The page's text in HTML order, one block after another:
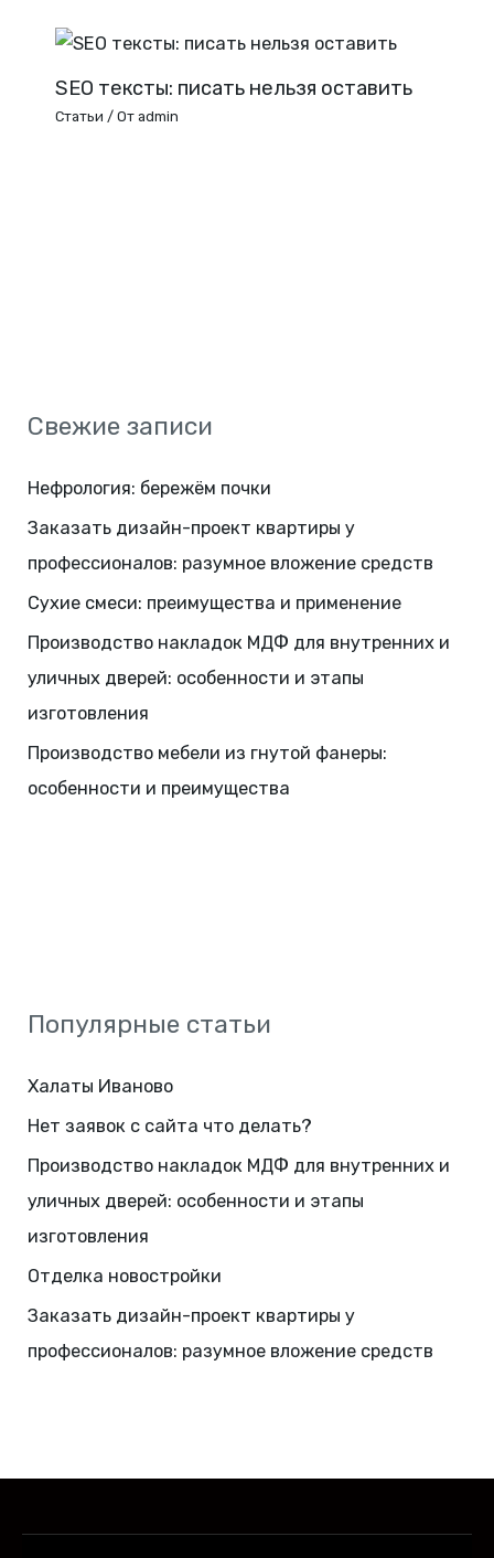
SEO тексты: писать нельзя оставить
Статьи / От admin
Свежие записи
Нефрология: бережём почки
Заказать дизайн-проект квартиры у
профессионалов: разумное вложение средств
Сухие смеси: преимущества и применение
Производство накладок МДФ для внутренних и
уличных дверей: особенности и этапы
изготовления
Производство мебели из гнутой фанеры:
особенности и преимущества
Популярные статьи
Халаты Иваново
Нет заявок с сайта что делать?
Производство накладок МДФ для внутренних и
уличных дверей: особенности и этапы
изготовления
Отделка новостройки
Заказать дизайн-проект квартиры у
профессионалов: разумное вложение средств